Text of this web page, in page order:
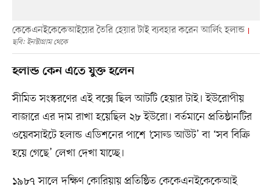
কেকেএনইকেকেআইয়ের তৈরি হেয়ার টাই ব্যবহার করেন আর্লিং হলান্ড
ছবি: ইনস্টাগ্রাম থেকে
হলান্ড কেন এতে যুক্ত হলেন
সীমিত সংস্করণের এই বক্সে ছিল আটটি হেয়ার টাই। ইউরোপীয়
বাজারে এর দাম রাখা হয়েছিল ২৮ ইউরো। বর্তমানে প্রতিষ্ঠানটির
ওয়েবসাইটে হলান্ড এডিশনের পাশে ‘সোল্ড আউট’ বা ‘সব বিক্রি
হয়ে গেছে’ লেখা দেখা যাচ্ছে।
১৯৮৭ সালে দক্ষিণ কোরিয়ায় প্রতিষ্ঠিত কেকেএনইকেকেআই